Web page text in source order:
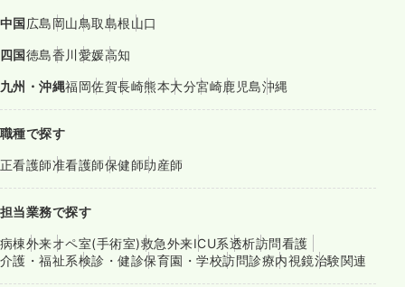
中国広島岡山鳥取島根山口
四国徳島香川愛媛高知
九州・沖縄福岡佐賀長崎熊本大分宮崎鹿児島沖縄
職種で探す
正看護師准看護師保健師助産師
担当業務で探す
病棟外来オペ室(手術室)救急外来ICU系透析訪問看護
介護・福祉系検診・健診保育園・学校訪問診療内視鏡治験関連